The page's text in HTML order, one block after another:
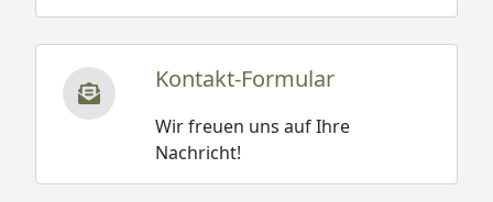
Kontakt-Formular
Wir freuen uns auf Ihre
Nachricht!